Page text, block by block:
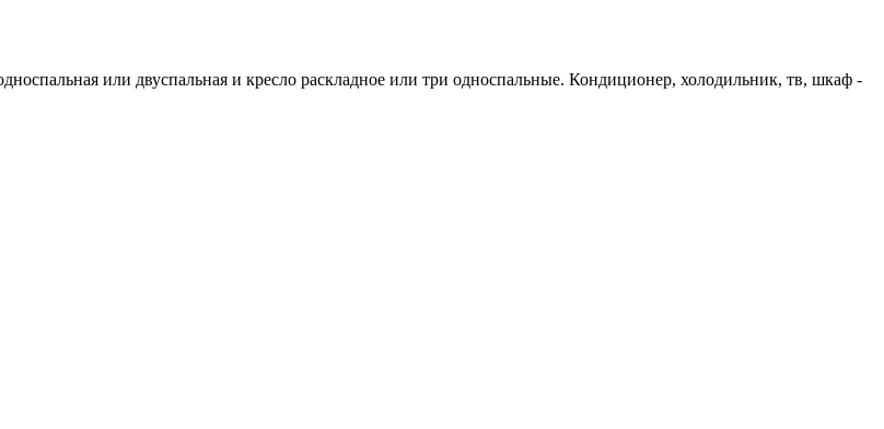
или двуспальная и кресло раскладное или три односпальные. Кондиционер, холодильник, тв, шкаф -